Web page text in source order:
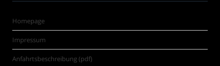
Homepage
Impressum
Anfahrtsbeschreibung (pdf)